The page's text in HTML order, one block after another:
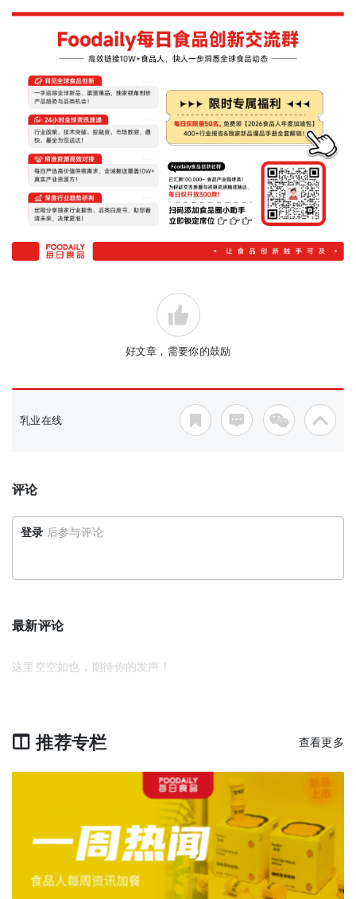
好文章，需要你的鼓励
乳业在线
评论
登录 后参与评论
最新评论
这里空空如也，期待你的发声！
推荐专栏 查看更多